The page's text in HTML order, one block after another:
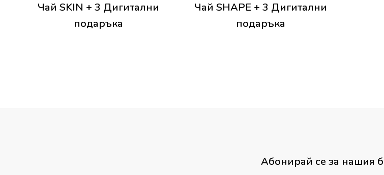
range:
Чай SKIN + 3 Дигитални
подаръка
range:
Чай SHAPЕ + 3 Дигитални
подаръка
Абонирай се за нашия